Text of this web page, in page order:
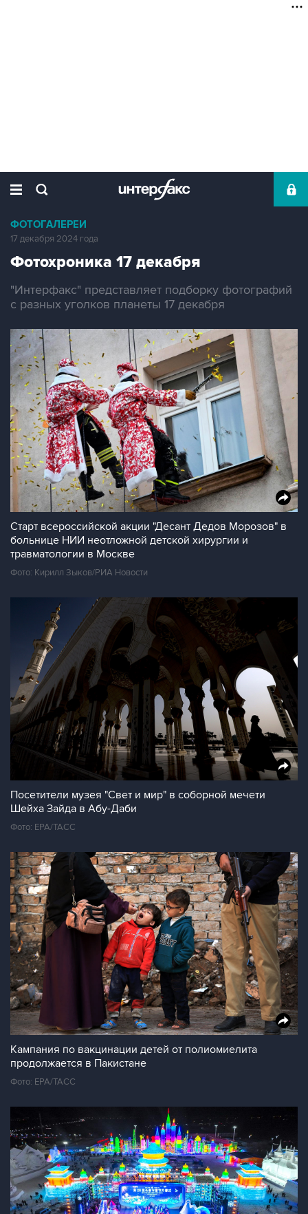
ФОТОГАЛЕРЕИ
17 декабря 2024 года
Фотохроника 17 декабря
"Интерфакс" представляет подборку фотографий
с разных уголков планеты 17 декабря
Старт всероссийской акции "Десант Дедов Морозов" в
больнице НИИ неотложной детской хирургии и
травматологии в Москве
Фото: Кирилл Зыков/РИА Новости
Посетители музея "Свет и мир" в соборной мечети
Шейха Зайда в Абу-Даби
Фото: EPA/ТАСС
Кампания по вакцинации детей от полиомиелита
продолжается в Пакистане
Фото: EPA/ТАСС